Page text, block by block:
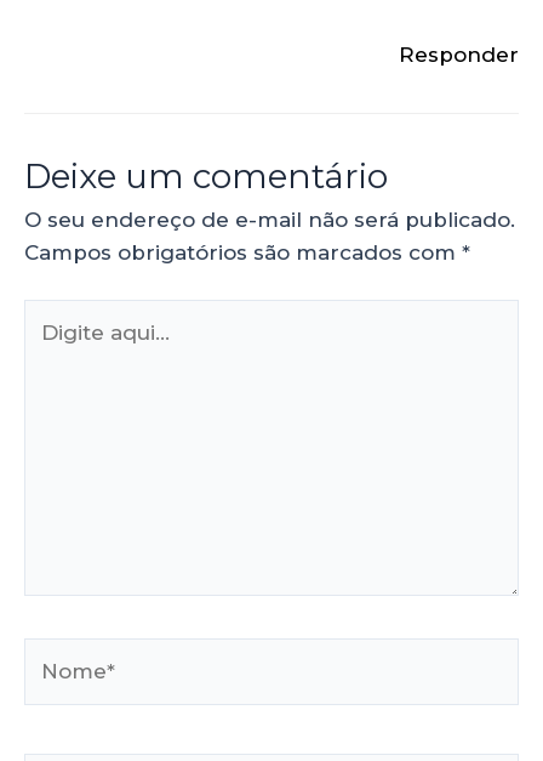
Responder
Deixe um comentário
O seu endereço de e-mail não será publicado.
Campos obrigatórios são marcados com *